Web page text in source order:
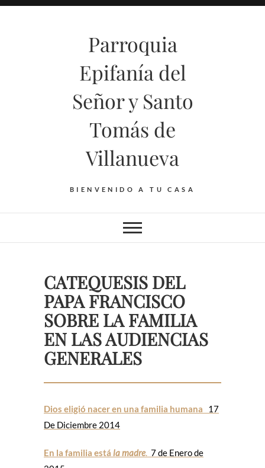
Saltar
Parroquia
Epifanía del
Señor y Santo
Tomás de
Villanueva
BIENVENIDO A TU CASA
CATEQUESIS DEL
PAPA FRANCISCO
SOBRE LA FAMILIA
EN LAS AUDIENCIAS
GENERALES
Dios eligió nacer en una familia humana 17
De Diciembre 2014
En la familia está la madre. 7 de Enero de